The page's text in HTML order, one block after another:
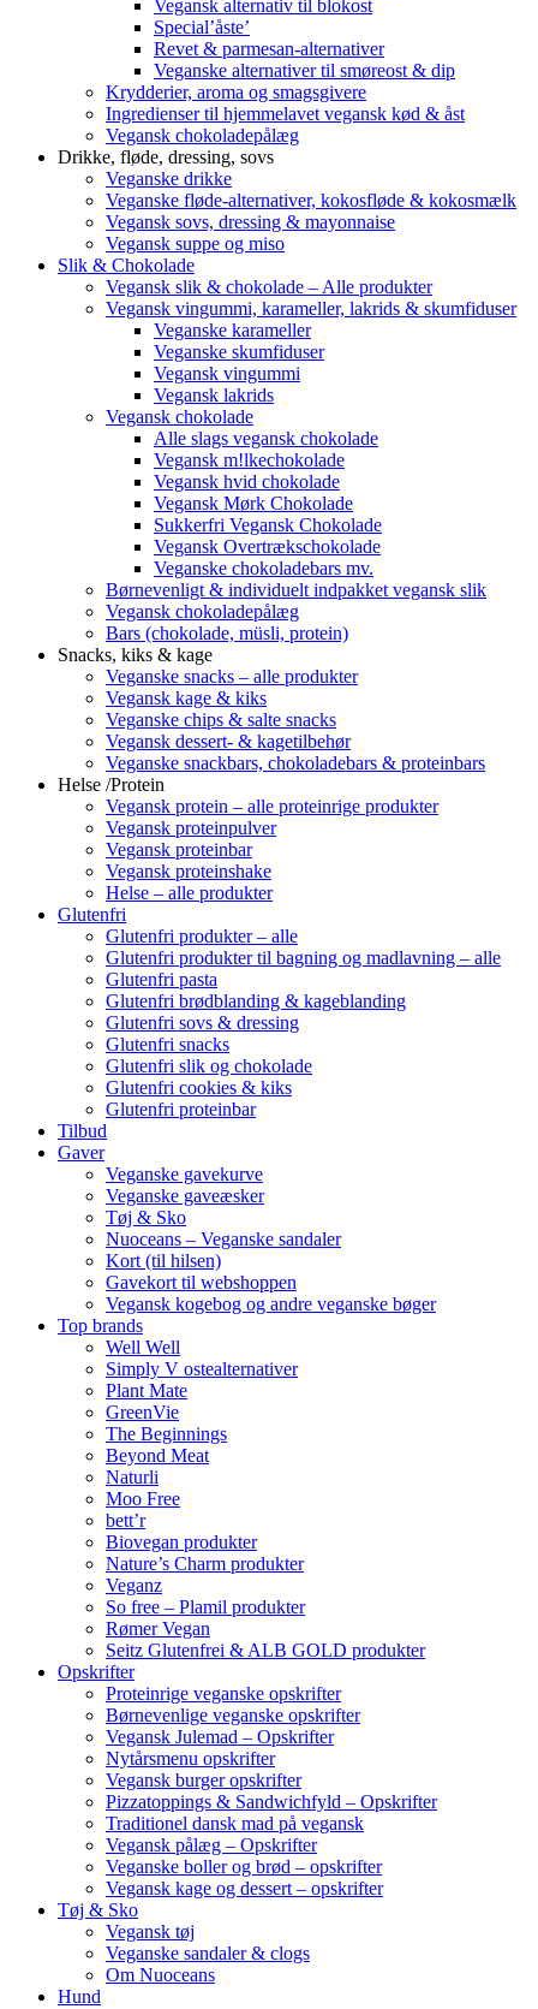
Vegansk alternativ til blokost
Special’åste’
Revet & parmesan-alternativer
Veganske alternativer til smøreost & dip
Krydderier, aroma og smagsgivere
Ingredienser til hjemmelavet vegansk kød & åst
Vegansk chokoladepålæg
Drikke, fløde, dressing, sovs
Veganske drikke
Veganske fløde-alternativer, kokosfløde & kokosmælk
Vegansk sovs, dressing & mayonnaise
Vegansk suppe og miso
Slik & Chokolade
Vegansk slik & chokolade – Alle produkter
Vegansk vingummi, karameller, lakrids & skumfiduser
Veganske karameller
Veganske skumfiduser
Vegansk vingummi
Vegansk lakrids
Vegansk chokolade
Alle slags vegansk chokolade
Vegansk m!lkechokolade
Vegansk hvid chokolade
Vegansk Mørk Chokolade
Sukkerfri Vegansk Chokolade
Vegansk Overtrækschokolade
Veganske chokoladebars mv.
Børnevenligt & individuelt indpakket vegansk slik
Vegansk chokoladepålæg
Bars (chokolade, müsli, protein)
Snacks, kiks & kage
Veganske snacks – alle produkter
Vegansk kage & kiks
Veganske chips & salte snacks
Vegansk dessert- & kagetilbehør
Veganske snackbars, chokoladebars & proteinbars
Helse /Protein
Vegansk protein – alle proteinrige produkter
Vegansk proteinpulver
Vegansk proteinbar
Vegansk proteinshake
Helse – alle produkter
Glutenfri
Glutenfri produkter – alle
Glutenfri produkter til bagning og madlavning – alle
Glutenfri pasta
Glutenfri brødblanding & kageblanding
Glutenfri sovs & dressing
Glutenfri snacks
Glutenfri slik og chokolade
Glutenfri cookies & kiks
Glutenfri proteinbar
Tilbud
Gaver
Veganske gavekurve
Veganske gaveæsker
Tøj & Sko
Nuoceans – Veganske sandaler
Kort (til hilsen)
Gavekort til webshoppen
Vegansk kogebog og andre veganske bøger
Top brands
Well Well
Simply V ostealternativer
Plant Mate
GreenVie
The Beginnings
Beyond Meat
Naturli
Moo Free
bett’r
Biovegan produkter
Nature’s Charm produkter
Veganz
So free – Plamil produkter
Rømer Vegan
Seitz Glutenfrei & ALB GOLD produkter
Opskrifter
Proteinrige veganske opskrifter
Børnevenlige veganske opskrifter
Vegansk Julemad – Opskrifter
Nytårsmenu opskrifter
Vegansk burger opskrifter
Pizzatoppings & Sandwichfyld – Opskrifter
Traditionel dansk mad på vegansk
Vegansk pålæg – Opskrifter
Veganske boller og brød – opskrifter
Vegansk kage og dessert – opskrifter
Tøj & Sko
Vegansk tøj
Veganske sandaler & clogs
Om Nuoceans
Hund